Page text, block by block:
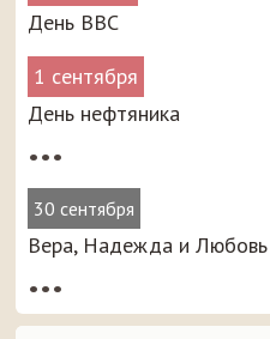
День ВВС
1 сентября
День нефтяника
•••
30 сентября
Вера, Надежда и Любовь
•••